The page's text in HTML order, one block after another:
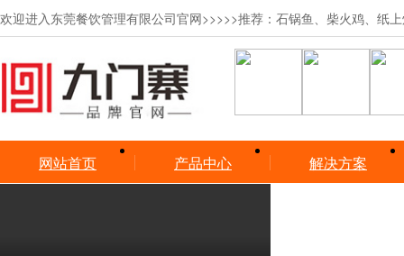
欢迎进入东莞餐饮管理有限公司官网>>>>>推荐：石锅鱼、柴火鸡、纸
网站首页 产品中心 解决方案